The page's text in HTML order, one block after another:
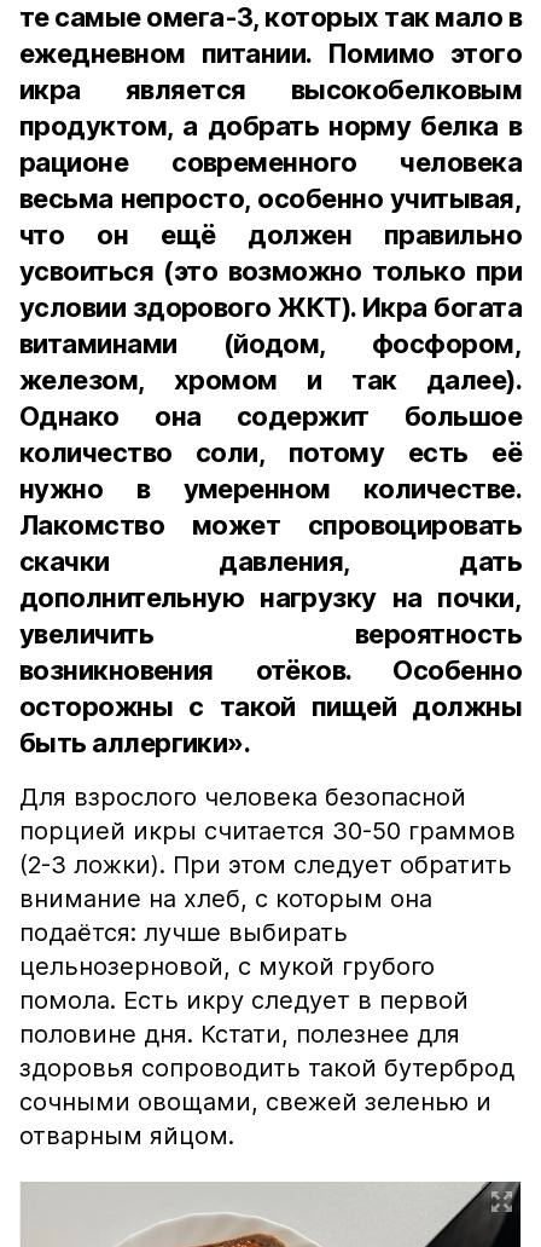
те самые омега-3, которых так мало в
ежедневном питании. Помимо этого
икра является высокобелковым
продуктом, а добрать норму белка в
рационе современного человека
весьма непросто, особенно учитывая,
что он ещё должен правильно
усвоиться (это возможно только при
условии здорового ЖКТ). Икра богата
витаминами (йодом, фосфором,
железом, хромом и так далее).
Однако она содержит большое
количество соли, потому есть её
нужно в умеренном количестве.
Лакомство может спровоцировать
скачки давления, дать
дополнительную нагрузку на почки,
увеличить вероятность
возникновения отёков. Особенно
осторожны с такой пищей должны
быть аллергики».
Для взрослого человека безопасной
порцией икры считается 30-50 граммов
(2-3 ложки). При этом следует обратить
внимание на хлеб, с которым она
подаётся: лучше выбирать
цельнозерновой, с мукой грубого
помола. Есть икру следует в первой
половине дня. Кстати, полезнее для
здоровья сопроводить такой бутерброд
сочными овощами, свежей зеленью и
отварным яйцом.